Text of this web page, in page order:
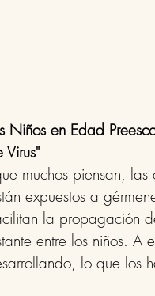
Niños en Edad
muchos piensan,
expuestos a
la propagación
entre los niños. A
lo que los